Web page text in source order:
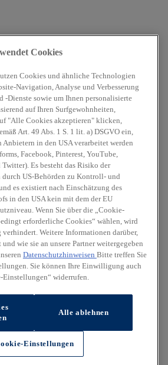
Cookies
Cookies und ähnliche Technologien
Navigation, Analyse und Verbesserung
-Dienste sowie um Ihnen personalisierte
auf Ihren Surfgewohnheiten,
"Alle Cookies akzeptieren" klicken,
Art. 49 Abs. 1 S. 1 lit. a) DSGVO ein,
Anbietern in den USA verarbeitet werden
Facebook, Pinterest, YouTube,
Es besteht das Risiko der
durch US-Behörden zu Kontroll- und
es existiert nach Einschätzung des
in den USA kein mit dem der EU
Wenn Sie über die „Cookie-
erforderliche Cookies“ wählen, wird
Weitere Informationen darüber,
wie sie an unsere Partner weitergegeben
Datenschutzhinweisen Bitte treffen Sie
Sie können Ihre Einwilligung auch
widerrufen.
Alle ablehnen
Einstellungen